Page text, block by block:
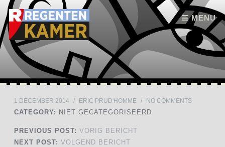
MENU
Skip to content
1 DECEMBER 2014 / ERIC PRUD'HOMME / NO COMMENTS
CATEGORY: NIET GECATEGORISEERD
PREVIOUS POST: VORIG BERICHT
NEXT POST: VOLGEND BERICHT